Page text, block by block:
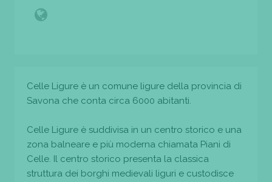
Celle Ligure è un comune ligure della provincia di
Savona che conta circa 6000 abitanti.
Celle Ligure è suddivisa in un centro storico e una
zona balneare e più moderna chiamata Piani di
Celle. Il centro storico presenta la classica
struttura dei borghi medievali liguri e custodisce